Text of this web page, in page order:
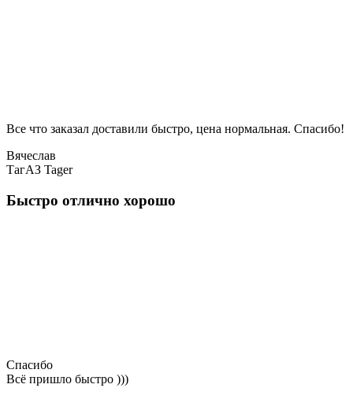
Все что заказал доставили быстро, цена нормальная. Спасибо!
Вячеслав
ТагАЗ Tager
Быстро отлично хорошо
Спасибо
Всё пришло быстро )))